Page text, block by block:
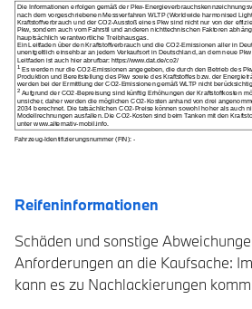
Reifeninformationen
Schäden und sonstige
Anforderungen an die Kaufsache:
kann es zu Nachlackierungen